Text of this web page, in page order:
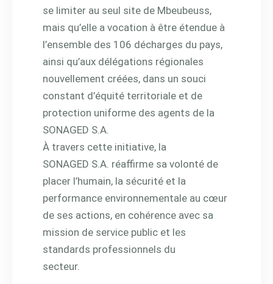
se limiter au seul site de Mbeubeuss,
mais qu’elle a vocation à être étendue à
l’ensemble des 106 décharges du pays,
ainsi qu’aux délégations régionales
nouvellement créées, dans un souci
constant d’équité territoriale et de
protection uniforme des agents de la
SONAGED S.A.
À travers cette initiative, la
SONAGED S.A. réaffirme sa volonté de
placer l’humain, la sécurité et la
performance environnementale au cœur
de ses actions, en cohérence avec sa
mission de service public et les
standards professionnels du
secteur.